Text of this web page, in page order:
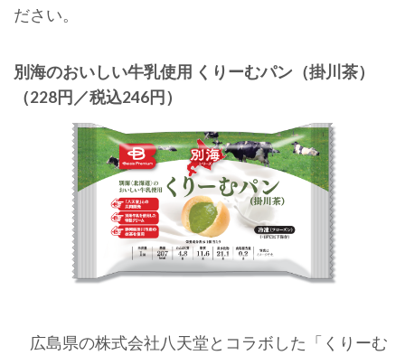
ださい。
別海のおいしい牛乳使用 くりーむパン（掛川茶）
（228円／税込246円）
広島県の株式会社八天堂とコラボした「くりーむ